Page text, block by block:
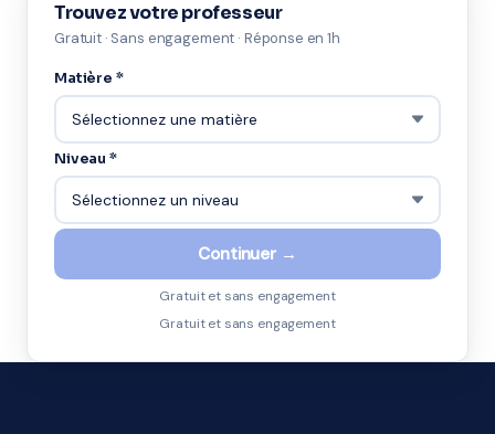
Trouvez votre professeur
Gratuit · Sans engagement · Réponse en 1h
Matière *
Niveau *
Continuer →
Gratuit et sans engagement
Gratuit et sans engagement